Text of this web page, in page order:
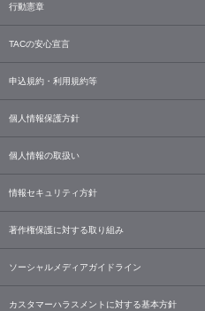
行動憲章
TACの安心宣言
申込規約・利用規約等
個人情報保護方針
個人情報の取扱い
情報セキュリティ方針
著作権保護に対する取り組み
ソーシャルメディアガイドライン
カスタマーハラスメントに対する基本方針